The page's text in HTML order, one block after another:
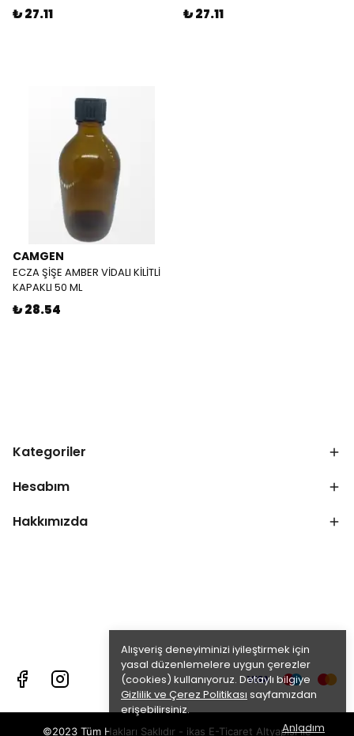
Alışveriş deneyiminizi iyileştirmek için
yasal düzenlemelere uygun çerezler
(cookies) kullanıyoruz. Detaylı bilgiye
Gizlilik ve Çerez Politikası sayfamızdan
erişebilirsiniz.
Anladım
₺ 27.11 ₺ 27.11
CAMGEN
ECZA ŞİŞE AMBER VİDALI KİLİTLİ
KAPAKLI 50 ML
₺ 28.54
Kategoriler
Hesabım
Hakkımızda
©2023 Tüm Hakları Saklıdır - ikas E-Ticaret Altyapısı ile